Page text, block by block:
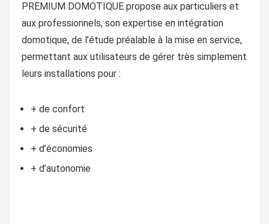
PREMIUM DOMOTIQUE propose aux particuliers et
aux professionnels, son expertise en intégration
domotique, de l’étude préalable à la mise en service,
permettant aux utilisateurs de gérer très simplement
leurs installations pour :
+ de confort
+ de sécurité
+ d’économies
+ d’autonomie